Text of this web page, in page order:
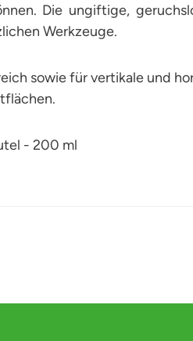
Die ungiftige,
Werkzeuge.
sowie für vertikale und
- 200 ml